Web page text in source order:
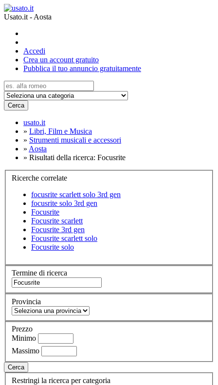
Usato.it - Aosta
Accedi
Crea un account gratuito
Pubblica il tuo annuncio gratuitamente
Cerca
usato.it
» Libri, Film e Musica
» Strumenti musicali e accessori
» Aosta
» Risultati della ricerca: Focusrite
Ricerche correlate
focusrite scarlett solo 3rd gen
focusrite solo 3rd gen
Focusrite
Focusrite scarlett
Focusrite 3rd gen
Focusrite scarlett solo
Focusrite solo
Termine di ricerca
Provincia
Prezzo
Minimo
Massimo
Cerca
Restringi la ricerca per categoria